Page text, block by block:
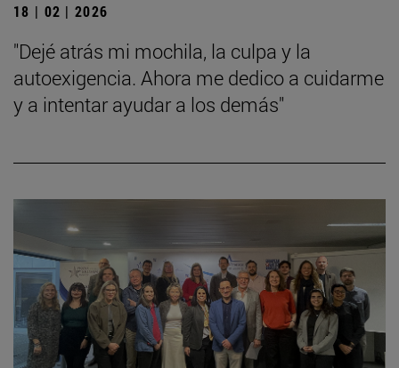
18 | 02 | 2026
"Dejé atrás mi mochila, la culpa y la
autoexigencia. Ahora me dedico a cuidarme
y a intentar ayudar a los demás"